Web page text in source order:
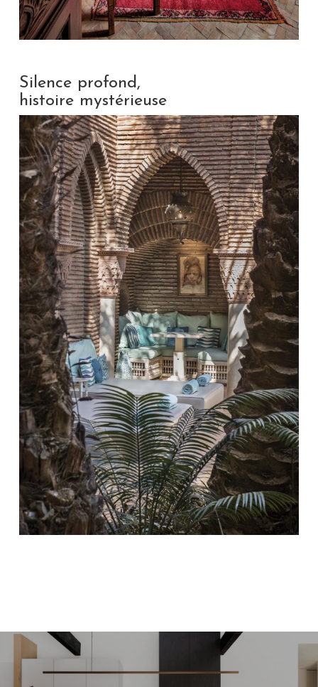
Silence profond,
histoire mystérieuse